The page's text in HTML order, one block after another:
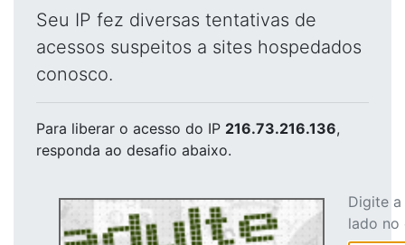
Seu IP fez diversas tentativas de
acessos suspeitos a sites hospedados
conosco.
Para liberar o acesso do IP 216.73.216.136,
responda ao desafio abaixo.
Digite
lado no